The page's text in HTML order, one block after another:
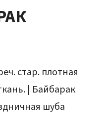
стар. плотная
| Байбарак
шуба